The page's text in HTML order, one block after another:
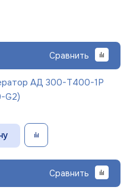
Сравнить
АД 300-Т400-1Р
G2)
Сравнить